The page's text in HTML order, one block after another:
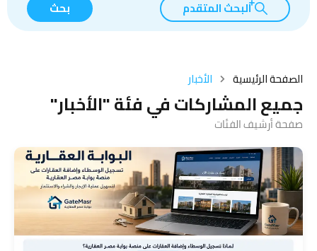
البحث المتقدم بحث
الصفحة الرئيسية الأخبار
جميع المشاركات في فئة "الأخبار"
صفحة أرشيف الفئات